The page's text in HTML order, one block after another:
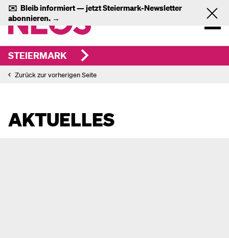
✉️ Bleib informiert — jetztSteiermark-Newsletter
abonnieren. →
STEIERMARK
Zurück zur vorherigen Seite
AKTUELLES